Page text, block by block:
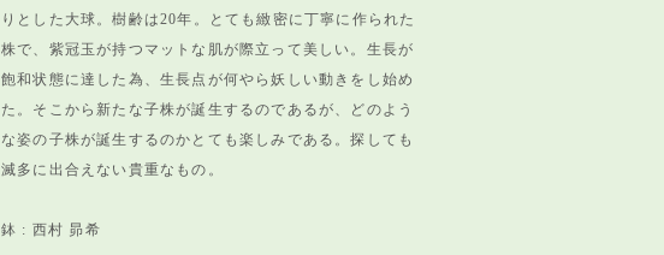
りとした大球。樹齢は20年。とても緻密に丁寧に作られた
株で、 紫冠玉が持つマットな肌が際立って美しい。 生長が
飽和状態に達した為、 生長点が何やら妖しい動きをし始め
た。 そこから新たな子株が誕生するのであるが、
どのよう
な姿の子株が誕生するのかとても楽しみである。探しても
滅多に出合えない貴重なもの。
鉢 : 西村 昴希